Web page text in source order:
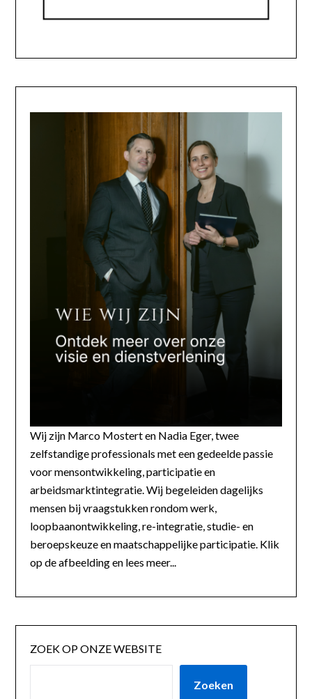
Wij zijn Marco Mostert en Nadia Eger, twee
zelfstandige professionals met een gedeelde passie
voor mensontwikkeling, participatie en
arbeidsmarktintegratie. Wij begeleiden dagelijks
mensen bij vraagstukken rondom werk,
loopbaanontwikkeling, re-integratie, studie- en
beroepskeuze en maatschappelijke participatie. Klik
op de afbeelding en lees meer...
ZOEK OP ONZE WEBSITE
Zoeken